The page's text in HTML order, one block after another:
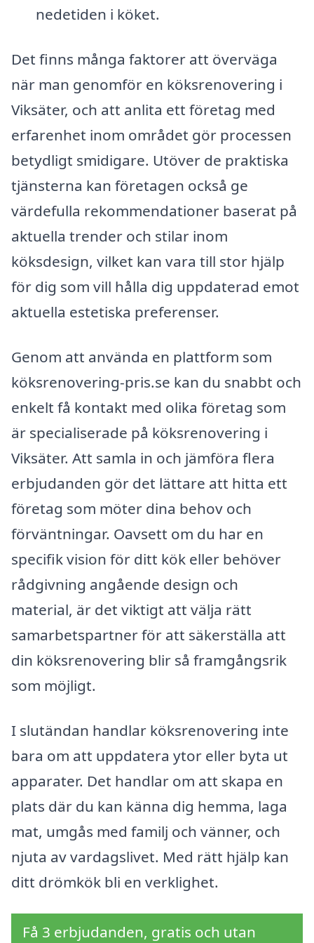
nedetiden i köket.
Det finns många faktorer att överväga
när man genomför en köksrenovering i
Viksäter, och att anlita ett företag med
erfarenhet inom området gör processen
betydligt smidigare. Utöver de praktiska
tjänsterna kan företagen också ge
värdefulla rekommendationer baserat på
aktuella trender och stilar inom
köksdesign, vilket kan vara till stor hjälp
för dig som vill hålla dig uppdaterad emot
aktuella estetiska preferenser.
Genom att använda en plattform som
köksrenovering-pris.se kan du snabbt och
enkelt få kontakt med olika företag som
är specialiserade på köksrenovering i
Viksäter. Att samla in och jämföra flera
erbjudanden gör det lättare att hitta ett
företag som möter dina behov och
förväntningar. Oavsett om du har en
specifik vision för ditt kök eller behöver
rådgivning angående design och
material, är det viktigt att välja rätt
samarbetspartner för att säkerställa att
din köksrenovering blir så framgångsrik
som möjligt.
I slutändan handlar köksrenovering inte
bara om att uppdatera ytor eller byta ut
apparater. Det handlar om att skapa en
plats där du kan känna dig hemma, laga
mat, umgås med familj och vänner, och
njuta av vardagslivet. Med rätt hjälp kan
ditt drömkök bli en verklighet.
Få 3 erbjudanden, gratis och utan